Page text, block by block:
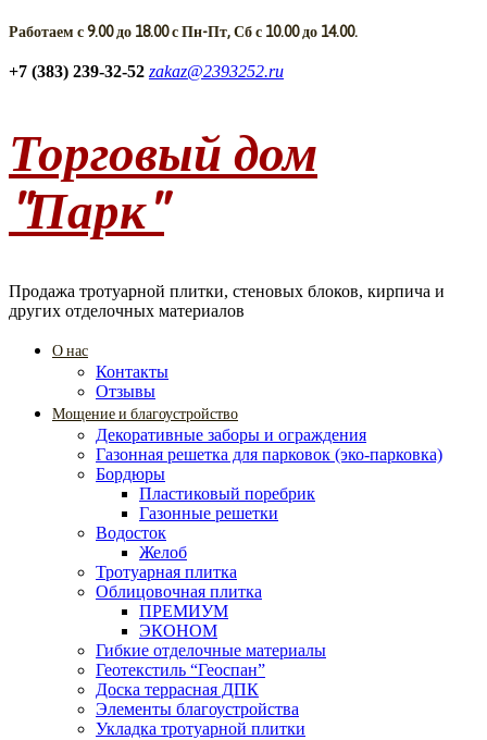
Работаем с 9.00 до 18.00 с Пн-Пт, Сб с 10.00 до 14.00.
+7 (383) 239-32-52 zakaz@2393252.ru
Торговый дом
"Парк"
Продажа тротуарной плитки, стеновых блоков, кирпича и
других отделочных материалов
О нас
Контакты
Отзывы
Мощение и благоустройство
Декоративные заборы и ограждения
Газонная решетка для парковок (эко-парковка)
Бордюры
Пластиковый поребрик
Газонные решетки
Водосток
Желоб
Тротуарная плитка
Облицовочная плитка
ПРЕМИУМ
ЭКОНОМ
Гибкие отделочные материалы
Геотекстиль “Геоспан”
Доска террасная ДПК
Элементы благоустройства
Укладка тротуарной плитки